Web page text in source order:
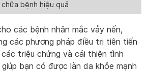
chữa bệnh hiệu quả
các bệnh nhân mắc vảy nến,
các phương pháp điều trị tiên tiến
triệu chứng và cải thiện tình
bạn có được làn da khỏe mạnh